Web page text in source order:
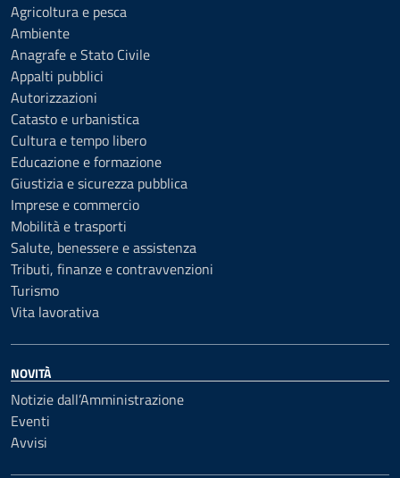
Agricoltura e pesca
Ambiente
Anagrafe e Stato Civile
Appalti pubblici
Autorizzazioni
Catasto e urbanistica
Cultura e tempo libero
Educazione e formazione
Giustizia e sicurezza pubblica
Imprese e commercio
Mobilità e trasporti
Salute, benessere e assistenza
Tributi, finanze e contravvenzioni
Turismo
Vita lavorativa
NOVITÀ
Notizie dall’Amministrazione
Eventi
Avvisi